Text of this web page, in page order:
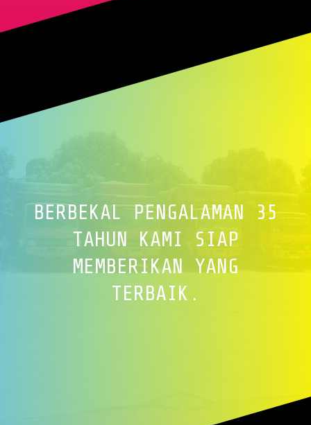
BERBEKAL PENGALAMAN 35
TAHUN KAMI SIAP
MEMBERIKAN YANG
TERBAIK.